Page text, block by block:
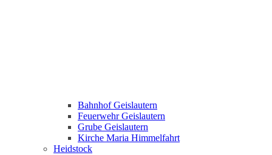
Bahnhof Geislautern
Feuerwehr Geislautern
Grube Geislautern
Kirche Maria Himmelfahrt
Heidstock